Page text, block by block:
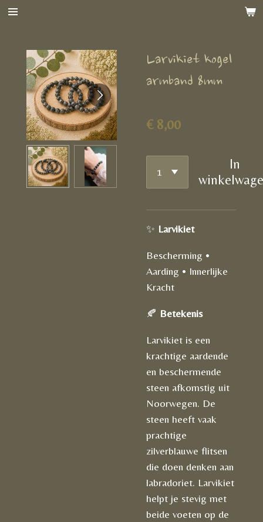
Ga
hoofdinhoud
Larvikiet kogel
armband 8mm
€ 8,00
In
✨ Larvikiet
Bescherming •
Aarding • Innerlijke
Kracht
🍂 Betekenis
Larvikiet is een
krachtige aardende
en beschermende
steen afkomstig uit
Noorwegen. De
steen heeft vaak
prachtige
zilverblauwe flitsen
die doen denken aan
labradoriet. Larvikiet
helpt je stevig met
beide voeten op de